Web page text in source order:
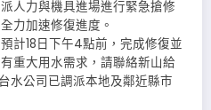
人力與機具進場進行緊急搶修
力加速修復進度。
計18日下午4點前，完成修復並
重大用水需求，請聯絡新山給
水公司已調派本地及鄰近縣市